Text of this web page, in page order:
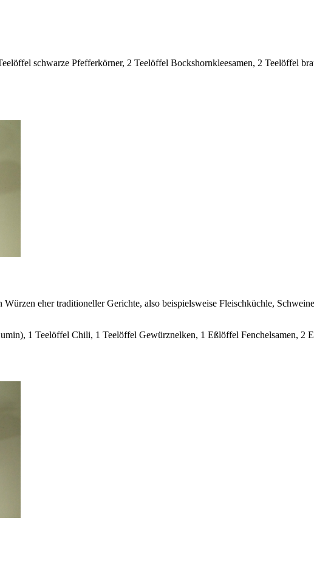
schwarze Pfefferkörner, 2 Teelöffel Bockshornkleesamen, 2 Teelöffel
eher traditioneller Gerichte, also beispielsweise Fleischküchle,
1 Teelöffel Chili, 1 Teelöffel Gewürznelken, 1 Eßlöffel Fenchelsamen, 2